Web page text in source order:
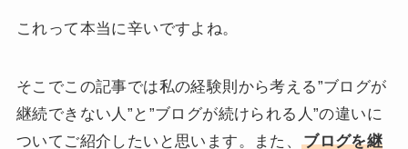
これって本当に辛いですよね。
そこでこの記事では私の経験則から考える”ブログが
継続できない人”と”ブログが続けられる人”の違いに
ついてご紹介したいと思います。また、ブログを継